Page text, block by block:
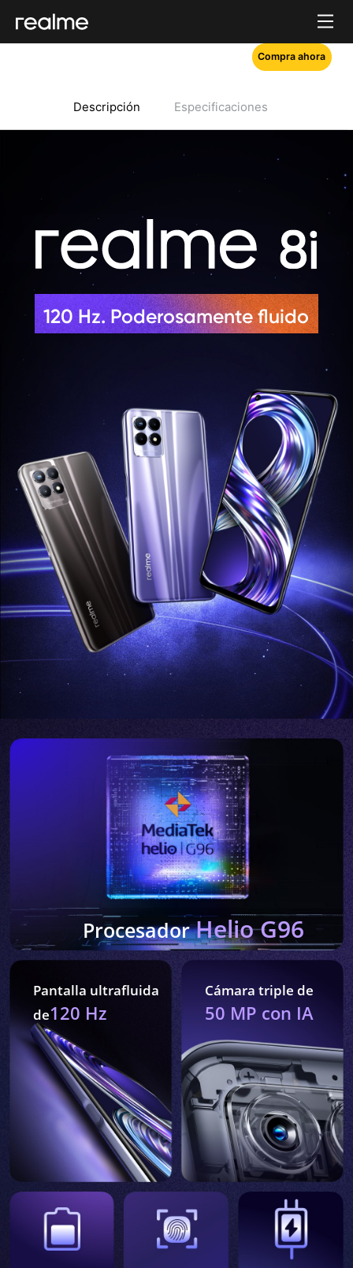
Descripción Especificaciones
Compra ahora
120 Hz. Poderosamente fluido
ProcesadorHelio G96
Pantalla ultrafluida
de120 Hz
Cámara triple de
50 MP con IA